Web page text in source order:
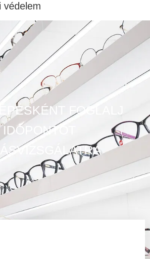
védelem
FOGLALJ
IDŐPONTOT